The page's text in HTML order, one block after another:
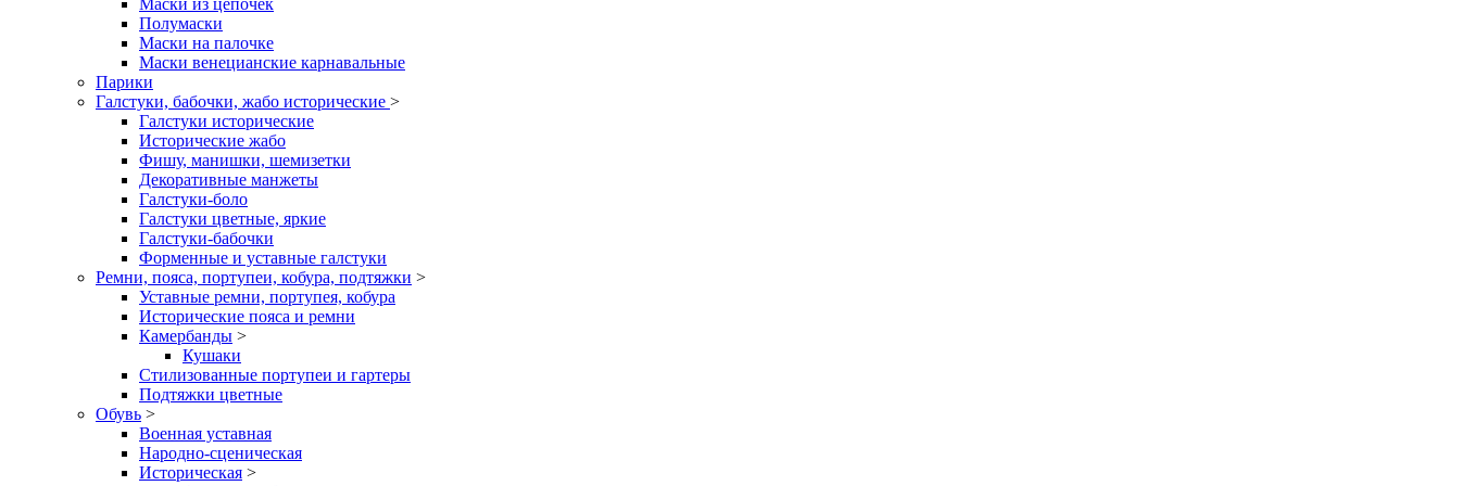
Маски из цепочек
Полумаски
Маски на палочке
Маски венецианские карнавальные
Парики
Галстуки, бабочки, жабо исторические >
Галстуки исторические
Исторические жабо
Фишу, манишки, шемизетки
Декоративные манжеты
Галстуки-боло
Галстуки цветные, яркие
Галстуки-бабочки
Форменные и уставные галстуки
Ремни, пояса, портупеи, кобура, подтяжки >
Уставные ремни, портупея, кобура
Исторические пояса и ремни
Камербанды >
Кушаки
Стилизованные портупеи и гартеры
Подтяжки цветные
Обувь >
Военная уставная
Народно-сценическая
Историческая >